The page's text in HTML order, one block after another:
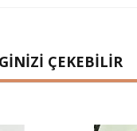
ÇEKEBİLİR